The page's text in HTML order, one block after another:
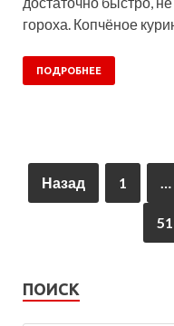
гороха. Копчёное
ПОДРОБНЕЕ
Назад 1 …
51
ПОИСК